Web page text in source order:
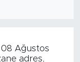
08 Ağustos
adres,